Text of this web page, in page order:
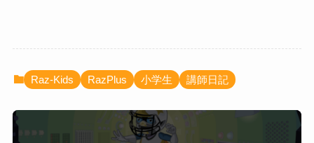
Raz-Kids RazPlus 小学生 講師日記